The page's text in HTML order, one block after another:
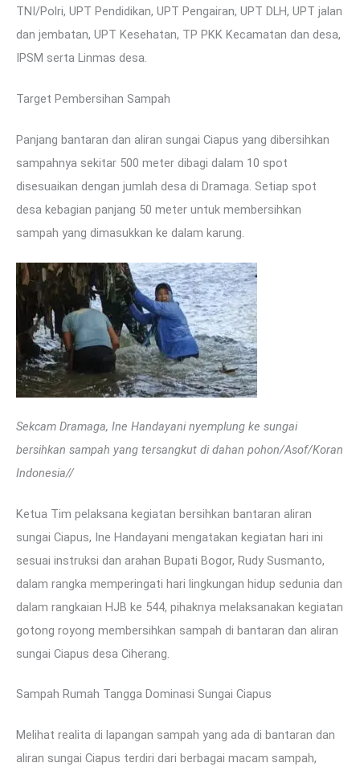
TNI/Polri, UPT Pendidikan, UPT Pengairan, UPT DLH, UPT jalan
dan jembatan, UPT Kesehatan, TP PKK Kecamatan dan desa,
IPSM serta Linmas desa.
Target Pembersihan Sampah
Panjang bantaran dan aliran sungai Ciapus yang dibersihkan
sampahnya sekitar 500 meter dibagi dalam 10 spot
disesuaikan dengan jumlah desa di Dramaga. Setiap spot
desa kebagian panjang 50 meter untuk membersihkan
sampah yang dimasukkan ke dalam karung.
Sekcam Dramaga, Ine Handayani nyemplung ke sungai
bersihkan sampah yang tersangkut di dahan pohon/Asof/Koran
Indonesia//
Ketua Tim pelaksana kegiatan bersihkan bantaran aliran
sungai Ciapus, Ine Handayani mengatakan kegiatan hari ini
sesuai instruksi dan arahan Bupati Bogor, Rudy Susmanto,
dalam rangka memperingati hari lingkungan hidup sedunia dan
dalam rangkaian HJB ke 544, pihaknya melaksanakan kegiatan
gotong royong membersihkan sampah di bantaran dan aliran
sungai Ciapus desa Ciherang.
Sampah Rumah Tangga Dominasi Sungai Ciapus
Melihat realita di lapangan sampah yang ada di bantaran dan
aliran sungai Ciapus terdiri dari berbagai macam sampah,